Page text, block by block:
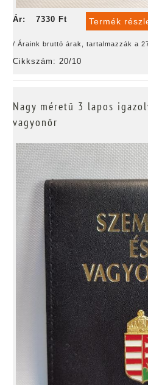
Ár: 7330 Ft Termék
/ Áraink bruttó árak, tartalmazzák a
Cikkszám: 20/10
Nagy méretű 3 lapos
vagyonőr